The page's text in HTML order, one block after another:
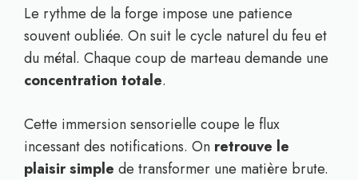
Le rythme de la forge impose une patience
souvent oubliée. On suit le cycle naturel du feu et
du métal. Chaque coup de marteau demande une
concentration totale.
Cette immersion sensorielle coupe le flux
incessant des notifications. On retrouve le
plaisir simple de transformer une matière brute.